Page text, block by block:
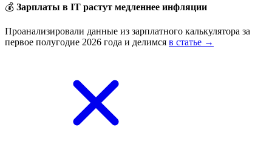
💰 Зарплаты в IT растут медленнее инфляции
Проанализировали данные из зарплатного калькулятора за
первое полугодие 2026 года и делимся в статье →